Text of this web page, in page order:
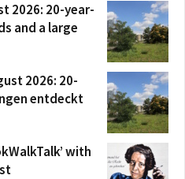
2026: 20-year-
and a large
2026: 20-
entdeckt
with